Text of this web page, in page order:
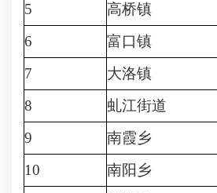
5
高桥镇
6
富口镇
7
大洛镇
8
虬江街道
9
南霞乡
10
南阳乡